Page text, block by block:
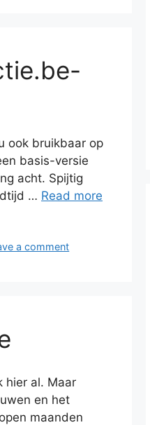
ook bruikbaar op
basis-versie
acht. Spijtig
… Read more
a comment
hier al. Maar
en het
maanden